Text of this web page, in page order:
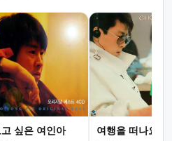
고 싶은 여인아 여행을 떠나요